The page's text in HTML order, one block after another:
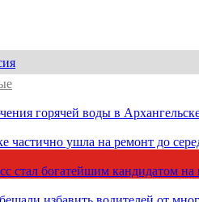
горячей воды в
частично ушла на ремонт до
стал богатейшим кандидатом